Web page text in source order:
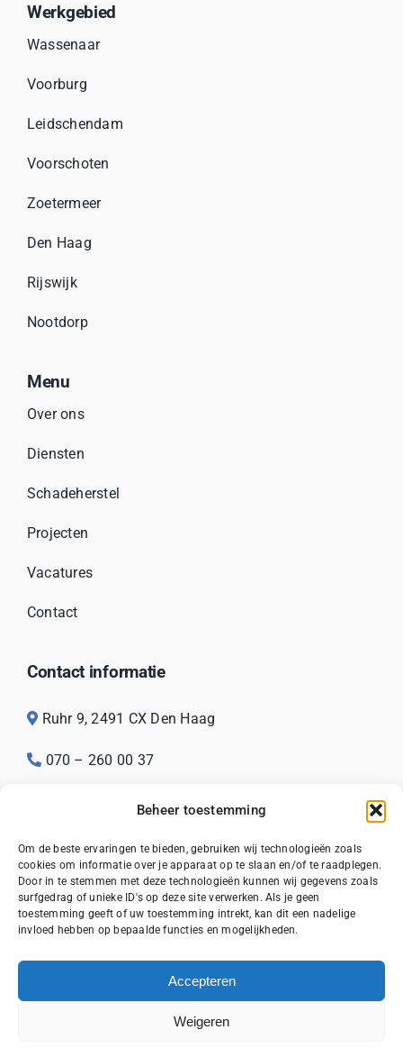
Beheer toestemming
Om de beste ervaringen te bieden, gebruiken wij technologieën zoals
cookies om informatie over je apparaat op te slaan en/of te raadplegen.
Door in te stemmen met deze technologieën kunnen wij gegevens zoals
surfgedrag of unieke ID's op deze site verwerken. Als je geen
toestemming geeft of uw toestemming intrekt, kan dit een nadelige
invloed hebben op bepaalde functies en mogelijkheden.
Accepteren
Weigeren
Werkgebied
Wassenaar
Voorburg
Leidschendam
Voorschoten
Zoetermeer
Den Haag
Rijswijk
Nootdorp
Menu
Over ons
Diensten
Schadeherstel
Projecten
Vacatures
Contact
Contact informatie
Ruhr 9, 2491 CX Den Haag
070 – 260 00 37
info@bouwbedrijfdubru.nl
KvK: 68623003
Algemene Voorwaarden